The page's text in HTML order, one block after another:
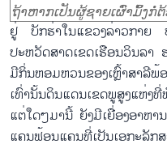
ຖ້າຫາກເປັນຜູ້ຊາຍເຜົ່າມົ້ງກໍ່
ຢູ່ ບັກຮ່າໃນແຂວງລ່າວກາຍ
ປະຫວັດສາດເຂດເຮືອນວິນລາ
ມີກິ່ນຫອມຫວນຂອງເຫຼົ້າສາລີ
ເທົ່ານັ້ນດິນແດນເຂດພູສູງແຫ່ງ
ແຕ່ໃດໆມານີ້ ຍັງມີເຍື່ອງອາຫ
ແຄນຟ້ອນແຄນທີ່ເປັນເອກະລັກ